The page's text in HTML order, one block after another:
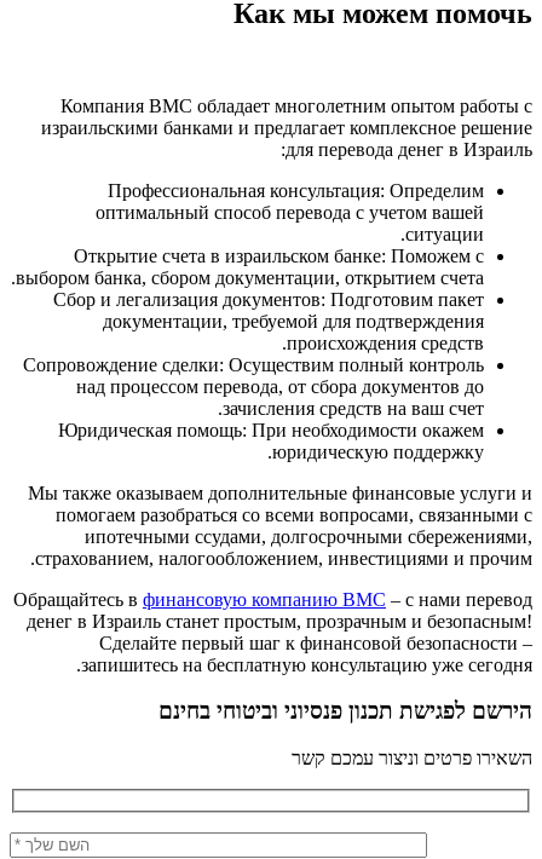
Как мы можем помочь
Компания BMC обладает многолетним опытом работы с
израильскими банками и предлагает комплексное решение
для перевода денег в Израиль:
Профессиональная консультация: Определим
оптимальный способ перевода с учетом вашей
ситуации.
Открытие счета в израильском банке: Поможем с
выбором банка, сбором документации, открытием счета.
Сбор и легализация документов: Подготовим пакет
документации, требуемой для подтверждения
происхождения средств.
Сопровождение сделки: Осуществим полный контроль
над процессом перевода, от сбора документов до
зачисления средств на ваш счет.
Юридическая помощь: При необходимости окажем
юридическую поддержку.
Мы также оказываем дополнительные финансовые услуги и
помогаем разобраться со всеми вопросами, связанными с
ипотечными ссудами, долгосрочными сбережениями,
страхованием, налогообложением, инвестициями и прочим.
Обращайтесь в финансовую компанию ВМС – с нами перевод
денег в Израиль станет простым, прозрачным и безопасным!
Сделайте первый шаг к финансовой безопасности –
запишитесь на бесплатную консультацию уже сегодня.
הירשם לפגישת תכנון פנסיוני וביטוחי בחינם
השאירו פרטים וניצור עמכם קשר